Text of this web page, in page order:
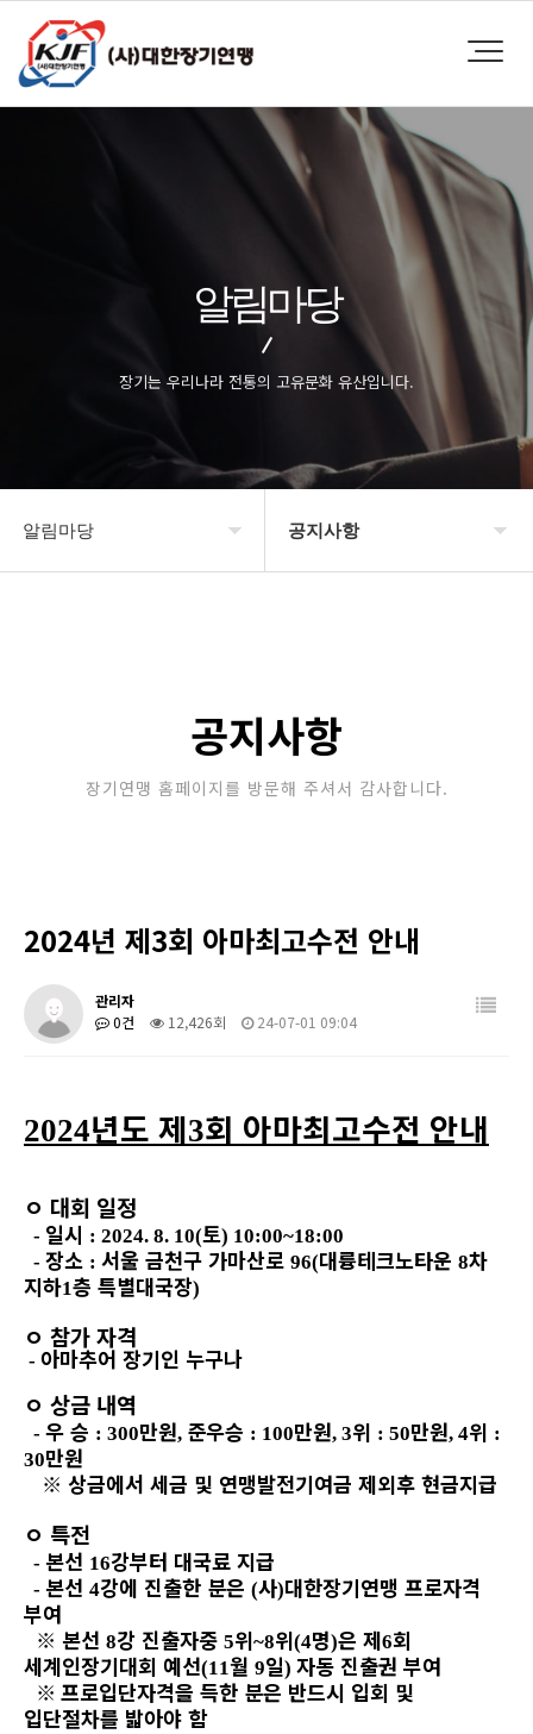
알림마당
장기는 우리나라 전통의 고유문화 유산입니다.
알림마당 공지사항
포토갤러리
공지사항
장기연맹 홈페이지를 방문해 주셔서 감사합니다.
2024년 제3회 아마최고수전 안내
관리자
0건
12,426회 24-07-01 09:04
2024년도 제3회 아마최고수전 안내
ㅇ 대회 일정
- 일시 : 2024. 8. 10(토) 10:00~18:00
- 장소 : 서울 금천구 가마산로 96(대륭테크노타운 8차
지하1층 특별대국장)
ㅇ 참가 자격
- 아마추어 장기인 누구나
ㅇ 상금 내역
- 우 승 : 300만원, 준우승 : 100만원, 3위 : 50만원, 4위 :
30만원
※ 상금에서 세금 및 연맹발전기여금 제외후 현금지급
ㅇ 특전
- 본선 16강부터 대국료 지급
- 본선 4강에 진출한 분은 (사)대한장기연맹 프로자격
부여
※ 본선 8강 진출자중 5위~8위(4명)은 제6회
세계인장기대회 예선(11월 9일) 자동 진출권 부여
※ 프로입단자격을 득한 분은 반드시 입회 및
입단절차를 밟아야 함